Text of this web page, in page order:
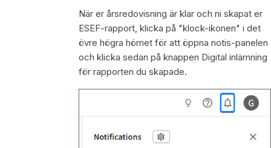
När er årsredovisning är klar och ni skapat er
ESEF-rapport, klicka på "klock-ikonen" i det
övre högra hörnet för att öppna notis-panelen
och klicka sedan på knappen Digital inlämning
för rapporten du skapade.